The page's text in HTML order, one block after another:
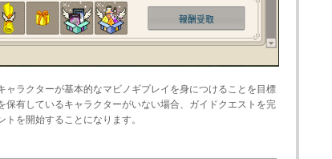
ラクターが基本的なマビノギプレイを身につけることを目標
有しているキャラクターがいない場合、ガイドクエストを完
を開始することになります。